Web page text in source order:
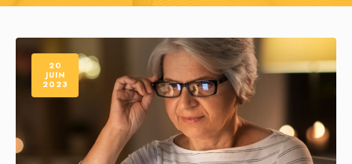
20
JUIN
2023